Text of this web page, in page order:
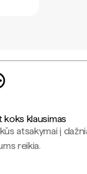
koks klausimas
atsakymai į
reikia.